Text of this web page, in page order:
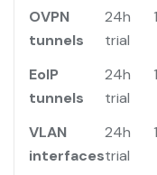
OVPN
tunnels
24h
trial
1
EoIP
tunnels
24h
trial
1
VLAN
interfaces
24h
trial
1